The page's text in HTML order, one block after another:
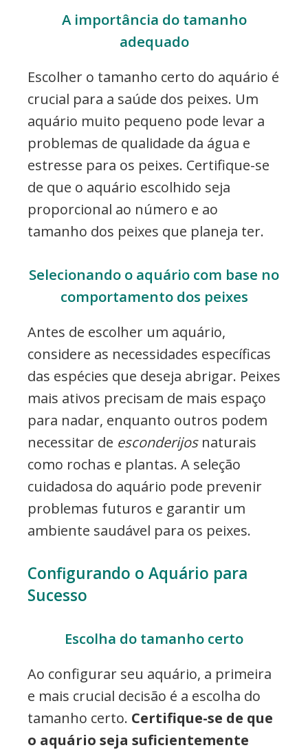
A importância do tamanho
adequado
Escolher o tamanho certo do aquário é
crucial para a saúde dos peixes. Um
aquário muito pequeno pode levar a
problemas de qualidade da água e
estresse para os peixes. Certifique-se
de que o aquário escolhido seja
proporcional ao número e ao
tamanho dos peixes que planeja ter.
Selecionando o aquário com base no
comportamento dos peixes
Antes de escolher um aquário,
considere as necessidades específicas
das espécies que deseja abrigar. Peixes
mais ativos precisam de mais espaço
para nadar, enquanto outros podem
necessitar de esconderijosnaturais
como rochas e plantas. A seleção
cuidadosa do aquário pode prevenir
problemas futuros e garantir um
ambiente saudável para os peixes.
Configurando o Aquário para
Sucesso
Escolha do tamanho certo
Ao configurar seu aquário, a primeira
e mais crucial decisão é a escolha do
tamanho certo. Certifique-se de que
o aquário seja suficientemente